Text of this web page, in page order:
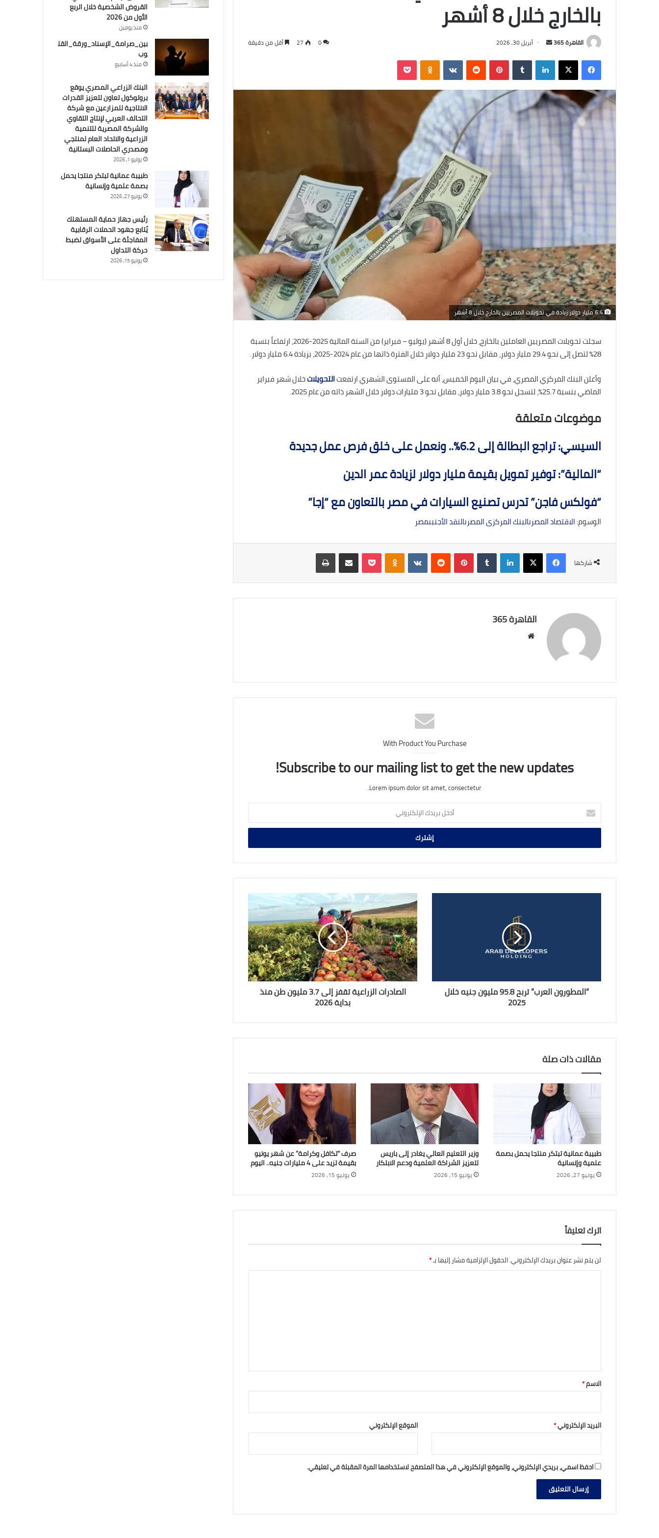
بالخارج خلال 8 أشهر
القاهرة 365
أرسل
إلكترونيا
أبريل 30, 2026 0
27 أقل من دقيقة
فيسبوك‫X لينكدإن بينتيريست Odnoklassniki
‫Pocket
6.4 مليار دولار زيادة في تحويلات المصريين بالخارج خلال 8 أشهر
سجلت تحويلات المصريين العاملين بالخارج، خلال أول 8 أشهر (يوليو – فبراير) من السنة المالية 2025-2026، ارتفاعاً بنسبة
28% لتصل إلى نحو 29.4 مليار دولار، مقابل نحو 23 مليار دولار خلال الفترة ذاتها من عام 2024-2025، بزيادة 6.4 مليار دولار.
وأعلن البنك المركزي المصري، في بيان اليوم الخميس، أنه على المستوى الشهري ارتفعتالتحويلاتخلال شهر فبراير
الماضي بنسبة 25.7%، لتسجل نحو 3.8 مليار دولار، مقابل نحو 3 مليارات دولار خلال الشهر ذاته من عام 2025.
موضوعاتمتعلقة
السيسي: تراجع البطالة إلى 6.2%.. ونعمل على خلق فرص عمل جديدة
“المالية”: توفير تمويل بقيمة مليار دولار لزيادة عمر الدين
“فولكس فاجن” تدرس تصنيع السيارات في مصر بالتعاون مع “إجا”
الوسوم:الاقتصاد المصرىالبنك المركزى المصرىالنقد الأجنبىمصر
شاركها
فيسبوك‫X لينكدإن بينتيريست Odnoklassniki
‫Pocket مشاركة عبر البريد طباعة
القاهرة 365
With Product You Purchase
Subscribe to our mailing list to get the new updates!
Lorem ipsum dolor sit amet, consectetur.
أدخل
بريدك
الإلكتروني
“المطورون العرب” تربح 95.8 مليون جنيه خلال
2025
الصادرات
الزراعية
تقفز
إلى
3.7
مليون
طن
منذ
بداية
2026
الصادرات الزراعية تقفز إلى 3.7 مليون طن منذ
بداية 2026
مقالات ذات صلة
طبيبة عمانية تبتكر منتجا يحمل بصمة
علمية وإنسانية
يونيو 27, 2026
وزير التعليم العالي يغادر إلى باريس
لتعزيز الشراكة العلمية ودعم الابتكار
يونيو 15, 2026
صرف “تكافل وكرامة” عن شهر يونيو
بقيمة تزيد على 4 مليارات جنيه.. اليوم
يونيو 15, 2026
اترك تعليقاً
لن يتم نشر عنوان بريدك الإلكتروني.الحقول الإلزامية مشار إليها بـ*
*
الاسم*
البريد الإلكتروني* الموقع الإلكتروني
احفظ اسمي، بريدي الإلكتروني، والموقع الإلكتروني في هذا المتصفح لاستخدامها المرة المقبلة في تعليقي.
القروض الشخصية خلال الربع
الأول من 2026
منذ يومين
بين_صرامة_الإسناد_ورقة_القل
وب
منذ 4 أسابيع
البنك الزراعي المصري يوقع
بروتوكول تعاون لتعزيز القدرات
الانتاجية للمزارعين مع شركة
التحالف العربي لإنتاج التقاوي
والشركة المصرية للتنمية
الزراعية والاتحاد العام لمنتجي
ومصدري الحاصلات البستانية
يوليو 1, 2026
طبيبة عمانية تبتكر منتجا يحمل
بصمة علمية وإنسانية
يونيو 27, 2026
رئيس جهاز حماية المستهلك
يُتابع جهود الحملات الرقابية
المفاجئة على الأسواق لضبط
حركة التداول
يونيو 15, 2026